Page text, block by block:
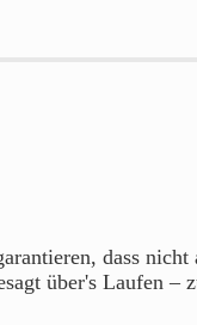
dass
über's Laufen –